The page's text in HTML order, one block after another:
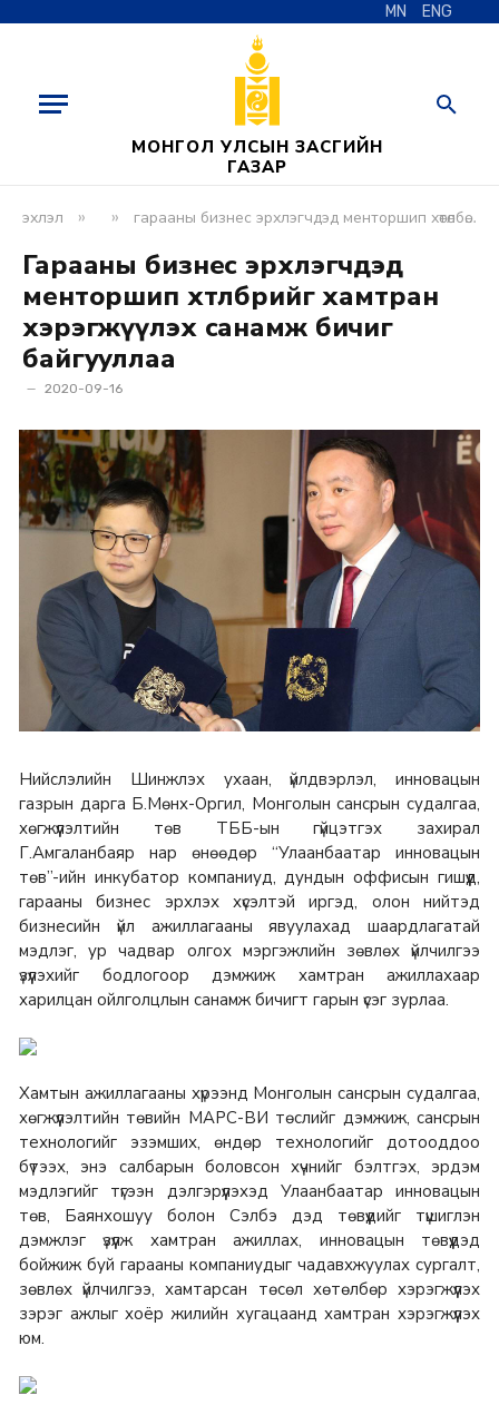
MN ENG
МОНГОЛ УЛСЫН ЗАСГИЙН
ГАЗАР
эхлэл » » гарааны бизнес эрхлэгчдэд менторшип хөтөлбөрийг хамтран хэрэгжүүлэх санамж бичиг байгууллаа
Гарааны бизнес эрхлэгчдэд
менторшип хөтөлбөрийг хамтран
хэрэгжүүлэх санамж бичиг
байгууллаа
2020-09-16
Нийслэлийн Шинжлэх ухаан, үйлдвэрлэл, инновацын
газрын дарга Б.Мөнх-Оргил, Монголын сансрын судалгаа,
хөгжүүлэлтийн төв ТББ-ын гүйцэтгэх захирал
Г.Амгаланбаяр нар өнөөдөр “Улаанбаатар инновацын
төв”-ийн инкубатор компаниуд, дундын оффисын гишүүд,
гарааны бизнес эрхлэх хүсэлтэй иргэд, олон нийтэд
бизнесийн үйл ажиллагааны явуулахад шаардлагатай
мэдлэг, ур чадвар олгох мэргэжлийн зөвлөх үйлчилгээ
үзүүлэхийг бодлогоор дэмжиж хамтран ажиллахаар
харилцан ойлголцлын санамж бичигт гарын үсэг зурлаа.
Хамтын ажиллагааны хүрээнд Монголын сансрын судалгаа,
хөгжүүлэлтийн төвийн МАРС-ВИ төслийг дэмжиж, сансрын
технологийг эзэмших, өндөр технологийг дотооддоо
бүтээх, энэ салбарын боловсон хүчнийг бэлтгэх, эрдэм
мэдлэгийг түгээн дэлгэрүүлэхэд Улаанбаатар инновацын
төв, Баянхошуу болон Сэлбэ дэд төвүүдийг түшиглэн
дэмжлэг үзүүлж хамтран ажиллах, инновацын төвүүдэд
бойжиж буй гарааны компаниудыг чадавхжуулах сургалт,
зөвлөх үйлчилгээ, хамтарсан төсөл хөтөлбөр хэрэгжүүлэх
зэрэг ажлыг хоёр жилийн хугацаанд хамтран хэрэгжүүлэх
юм.